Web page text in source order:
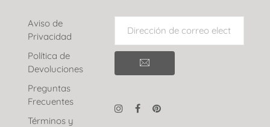
Aviso de
Privacidad
Política de
Devoluciones
Preguntas
Frecuentes
Términos y